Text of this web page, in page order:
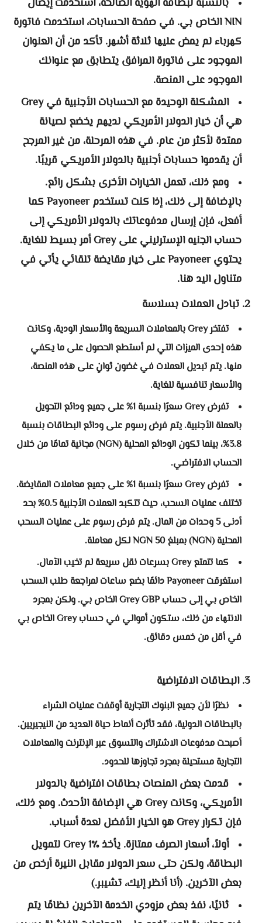
بالنسبة لبطاقة الهوية الصالحة، استخدمت إيصال
NIN الخاص بي. في صفحة الحسابات، استخدمت فاتورة
كهرباء لم يمض عليها ثلاثة أشهر. تأكد من أن العنوان
الموجود على فاتورة المرافق يتطابق مع عنوانك
الموجود على المنصة.
المشكلة الوحيدة مع الحسابات الأجنبية في Grey
هي أن خيار الدولار الأمريكي لديهم يخضع لصيانة
ممتدة لأكثر من عام. في هذه المرحلة، من غير المرجح
أن يقدموا حسابات أجنبية بالدولار الأمريكي قريبًا.
ومع ذلك، تعمل الخيارات الأخرى بشكل رائع.
بالإضافة إلى ذلك، إذا كنت تستخدم Payoneer كما
أفعل، فإن إرسال مدفوعاتك بالدولار الأمريكي إلى
حساب الجنيه الإسترليني على Grey أمر بسيط للغاية.
يحتوي Payoneer على خيار مقايضة تلقائي يأتي في
متناول اليد هنا.
2. تبادل العملات بسلاسة
تفتخر Grey بالمعاملات السريعة والأسعار الودية، وكانت
هذه إحدى الميزات التي لم أستطع الحصول على ما يكفي
منها. يتم تبديل العملات في غضون ثوانٍ على هذه المنصة،
والأسعار تنافسية للغاية.
تفرض Grey سعرًا بنسبة 1% على جميع ودائع التحويل
بالعملة الأجنبية. يتم فرض رسوم على ودائع البطاقات بنسبة
3.8%، بينما تكون الودائع المحلية (NGN) مجانية تمامًا من خلال
الحساب الافتراضي.
تفرض Grey سعرًا بنسبة 1% على جميع معاملات المقايضة.
تختلف عمليات السحب، حيث تتكبد العملات الأجنبية 0.5% بحد
أدنى 5 وحدات من المال. يتم فرض رسوم على عمليات السحب
المحلية (NGN) بمبلغ 50 NGN لكل معاملة.
كما تتمتع Grey بسرعات نقل سريعة لم تخيب الآمال.
استغرقت Payoneer دائمًا بضع ساعات لمراجعة طلب السحب
الخاص بي إلى حساب Grey GBP الخاص بي. ولكن بمجرد
الانتهاء من ذلك، ستكون أموالي في حساب Grey الخاص بي
في أقل من خمس دقائق.
3. البطاقات الافتراضية
نظرًا لأن جميع البنوك التجارية أوقفت عمليات الشراء
بالبطاقات الدولية، فقد تأثرت أنماط حياة العديد من النيجيريين.
أصبحت مدفوعات الاشتراك والتسوق عبر الإنترنت والمعاملات
التجارية مستحيلة بمجرد تجاوزها للحدود.
قدمت بعض المنصات بطاقات افتراضية بالدولار
الأمريكي، وكانت Grey هي الإضافة الأحدث. ومع ذلك،
فإن تكرار Grey هو الخيار الأفضل لعدة أسباب.
أولاً، أسعار الصرف ممتازة. يأخذ Grey 1٪ لتمويل
البطاقة، ولكن حتى سعر الدولار مقابل النيرة أرخص من
بعض الآخرين. (أنا أنظر إليك، تشيبر.)
ثانيًا، نفذ بعض مزودي الخدمة الآخرين نظامًا يتم